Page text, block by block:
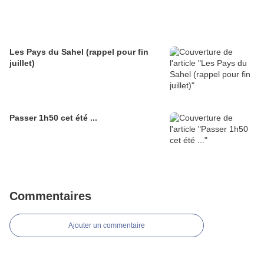
Les Pays du Sahel (rappel pour fin
juillet)
Passer 1h50 cet été ...
Commentaires
Ajouter un commentaire